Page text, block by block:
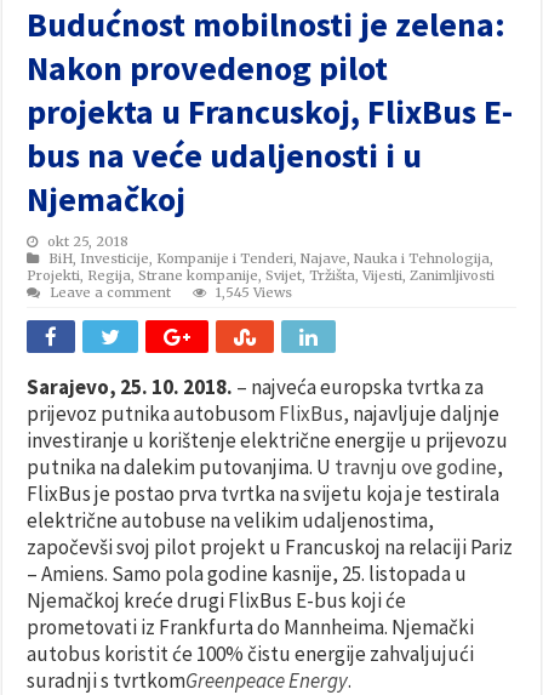
Budućnost mobilnosti je zelena:
Nakon provedenog pilot
projekta u Francuskoj, FlixBus E-
bus na veće udaljenosti i u
Njemačkoj
okt 25, 2018
BiH, Investicije, Kompanije i Tenderi,Najave,Nauka i Tehnologija,
Projekti, Regija,Strane kompanije,Svijet,Tržišta,Vijesti,Zanimljivosti
Leave a comment
1,545 Views
Sarajevo, 25. 10. 2018. – najveća europska tvrtka za
prijevoz putnika autobusomFlixBus, najavljuje daljnje
investiranje u korištenje električne energije u prijevozu
putnika na dalekim putovanjima. U travnju ove godine,
FlixBus je postao prva tvrtka na svijetu koja je testirala
električne autobuse na velikim udaljenostima,
započevši svoj pilot projekt u Francuskoj na relaciji Pariz
– Amiens. Samo pola godine kasnije, 25. listopada u
Njemačkoj kreće drugi FlixBus E-bus koji će
prometovati iz Frankfurta do Mannheima. Njemački
autobus koristit će 100% čistu energije zahvaljujući
suradnji s tvrtkomGreenpeace Energy.